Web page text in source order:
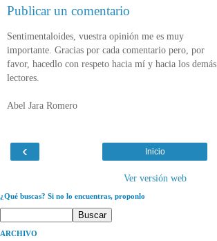
Publicar un comentario
Sentimentaloides, vuestra opinión me es muy
importante. Gracias por cada comentario pero, por
favor, hacedlo con respeto hacia mí y hacia los demás
lectores.
Abel Jara Romero
‹ Inicio
Ver versión web
¿Qué buscas? Si no lo encuentras, proponlo
ARCHIVO